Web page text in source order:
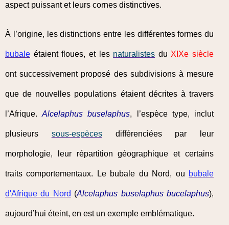
aspect puissant et leurs cornes distinctives.
À l’origine, les distinctions entre les différentes formes du
bubale étaient floues, et les naturalistes du XIXe siècle
ont successivement proposé des subdivisions à mesure
que de nouvelles populations étaient décrites à travers
l’Afrique.Alcelaphus buselaphus, l’espèce type, inclut
plusieurs sous-espècesdifférenciées par leur
morphologie, leur répartition géographique et certains
traits comportementaux. Le bubale du Nord, ou bubale
d'Afrique du Nord (Alcelaphus buselaphus bucelaphus),
aujourd’hui éteint, en est un exemple emblématique.